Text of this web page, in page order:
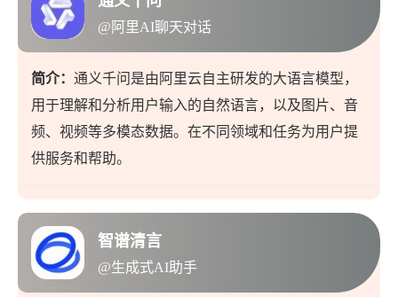
@阿里AI聊天对话
简介： 通义千问是由阿里云自主研发的大语言模型，
用于理解和分析用户输入的自然语言，以及图片、音
频、视频等多模态数据。在不同领域和任务为用户提
供服务和帮助。
智谱清言
@生成式AI助手